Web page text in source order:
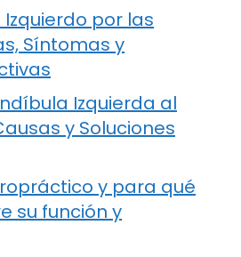
Izquierdo por las
Síntomas y
Izquierda al
y Soluciones
y para qué
su función y